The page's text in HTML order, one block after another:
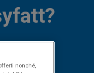
nonché,